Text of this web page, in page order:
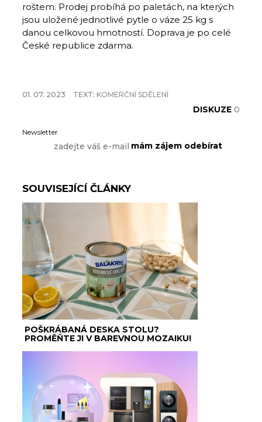
roštem. Prodej probíhá po paletách, na kterých
jsou uložené jednotlivé pytle o váze 25 kg s
danou celkovou hmotností. Doprava je po celé
České republice zdarma.
01. 07. 2023 TEXT: KOMERČNÍ SDĚLENÍ
DISKUZE 0
Newsletter
SOUVISEJÍCÍ ČLÁNKY
POŠKRÁBANÁ DESKA STOLU?
PROMĚŇTE JI V BAREVNOU MOZAIKU!